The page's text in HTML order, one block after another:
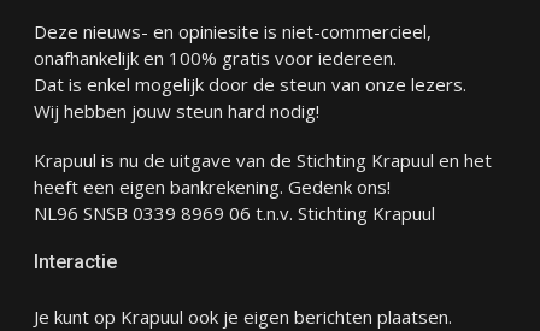
Deze nieuws- en opiniesite is niet-commercieel,
onafhankelijk en 100% gratis voor iedereen.
Dat is enkel mogelijk door de steun van onze lezers.
Wij hebben jouw steun hard nodig!
Krapuul is nu de uitgave van de Stichting Krapuul en het
heeft een eigen bankrekening. Gedenk ons!
NL96 SNSB 0339 8969 06 t.n.v. Stichting Krapuul
Interactie
Je kunt op Krapuul ook je eigen berichten plaatsen.